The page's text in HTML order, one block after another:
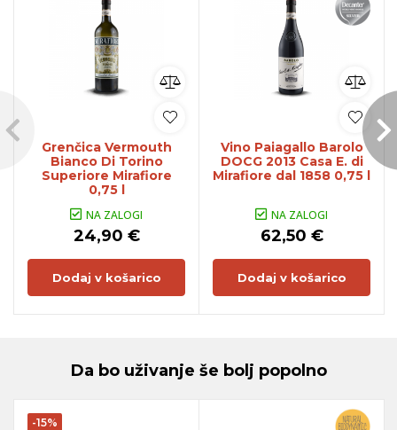
Grenčica Vermouth
Bianco Di Torino
Superiore Mirafiore
0,75 l
NA ZALOGI
24,90 €
Dodaj v košarico
Vino Paiagallo Barolo
DOCG 2013 Casa E. di
Mirafiore dal 1858 0,75 l
NA ZALOGI
62,50 €
Dodaj v košarico
Da bo uživanje še bolj popolno
-15%